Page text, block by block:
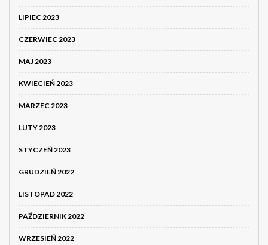
LIPIEC 2023
CZERWIEC 2023
MAJ 2023
KWIECIEŃ 2023
MARZEC 2023
LUTY 2023
STYCZEŃ 2023
GRUDZIEŃ 2022
LISTOPAD 2022
PAŹDZIERNIK 2022
WRZESIEŃ 2022